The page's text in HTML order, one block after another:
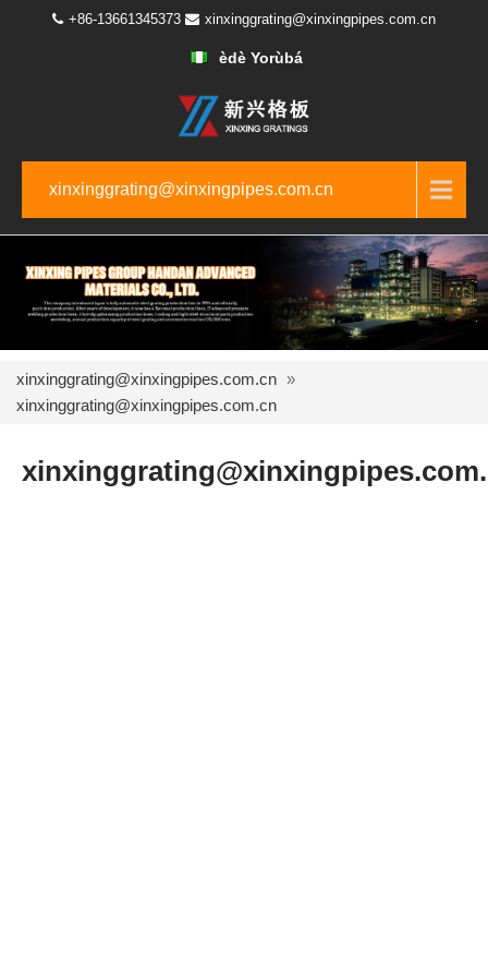
+86-13661345373 xinxinggrating@xinxingpipes.com.cn
èdè Yorùbá
xinxinggrating@xinxingpipes.com.cn
xinxinggrating@xinxingpipes.com.cn »
xinxinggrating@xinxingpipes.com.cn